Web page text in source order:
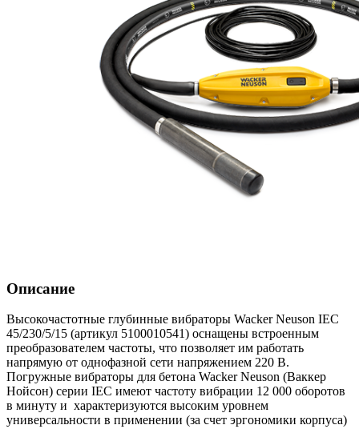
Описание
Высокочастотные глубинные вибраторы Wacker Neuson IEC
45/230/5/15 (артикул 5100010541) оснащены встроенным
преобразователем частоты, что позволяет им работать
напрямую от однофазной сети напряжением 220 В.
Погружные вибраторы для бетона Wacker Neuson (Ваккер
Нойсон) серии IEC имеют частоту вибрации 12 000 оборотов
в минуту и характеризуются высоким уровнем
универсальности в применении (за счет эргономики корпуса)